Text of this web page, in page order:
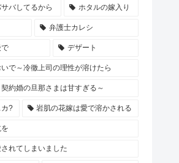
バしてるから ホタルの嫁入り
弁護士カレシ
デザート
で～冷徹上司の理性が溶けたら
約婚の旦那さまは甘すぎる～
カ? 岩肌の花嫁は愛で溶かされる
れてしまいました